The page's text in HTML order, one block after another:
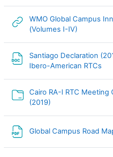
WMO Global Campus
(Volumes I-IV)
Santiago Declaration
Ibero-American RTCs
Cairo RA-I RTC Meeting
(2019)
Global Campus Road